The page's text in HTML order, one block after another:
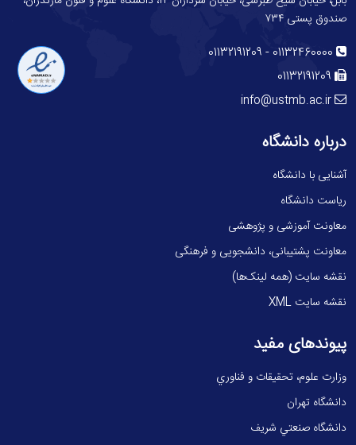
صندوق پستی ۷۳۴
01132460000
-
01132191209
01132191209
info@ustmb.ac.ir
درباره دانشگاه
آشنایی با دانشگاه
ریاست دانشگاه
معاونت آموزشی و پژوهشی
معاونت پشتیبانی، دانشجویی و فرهنگی
نقشه سایت (همه لینک‌ها)
نقشه سایت XML
پیوندهای مفید
وزارت علوم، تحقيقات و فناوري
دانشگاه تهران
دانشگاه صنعتي شريف